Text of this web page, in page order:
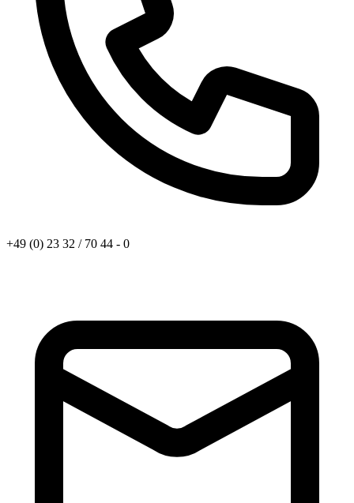
+49 (0) 23 32 / 70 44 - 0